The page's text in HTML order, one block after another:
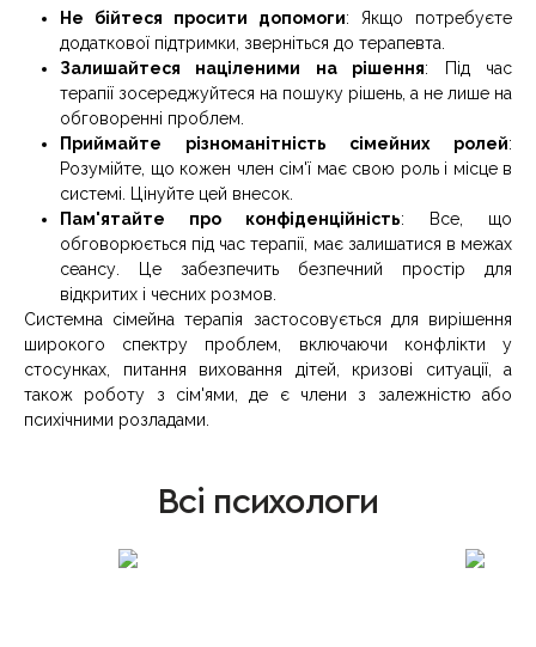
Не бійтеся просити допомоги: Якщо потребуєте
додаткової підтримки, зверніться до терапевта.
Залишайтеся націленими на рішення: Під час
терапії зосереджуйтеся на пошуку рішень, а не лише на
обговоренні проблем.
Приймайте різноманітність сімейних ролей:
Розумійте, що кожен член сім'ї має свою роль і місце в
системі. Цінуйте цей внесок.
Пам'ятайте про конфіденційність: Все, що
обговорюється під час терапії, має залишатися в межах
сеансу. Це забезпечить безпечний простір для
відкритих і чесних розмов.
Системна сімейна терапія застосовується для вирішення
широкого спектру проблем, включаючи конфлікти у
стосунках, питання виховання дітей, кризові ситуації, а
також роботу з сім'ями, де є члени з залежністю або
психічними розладами.
Всі психологи